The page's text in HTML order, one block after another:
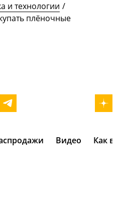
и технологии /
плёночные
Видео Как